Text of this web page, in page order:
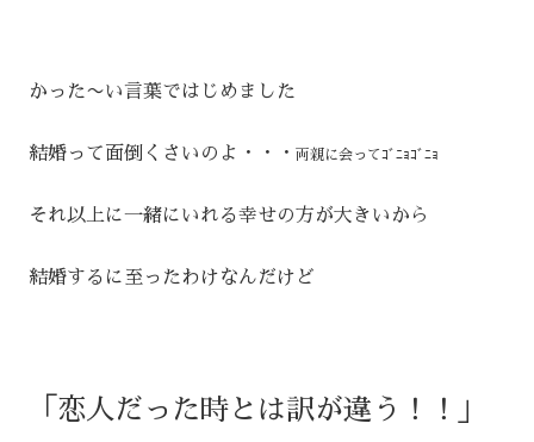
かった〜い言葉ではじめました
結婚って面倒くさいのよ・・・ 両親に会ってｺﾞﾆｮｺﾞﾆｮ
それ以上に一緒にいれる幸せの方が大きいから
結婚するに至ったわけなんだけど
「恋人だった時とは訳が違う！！」